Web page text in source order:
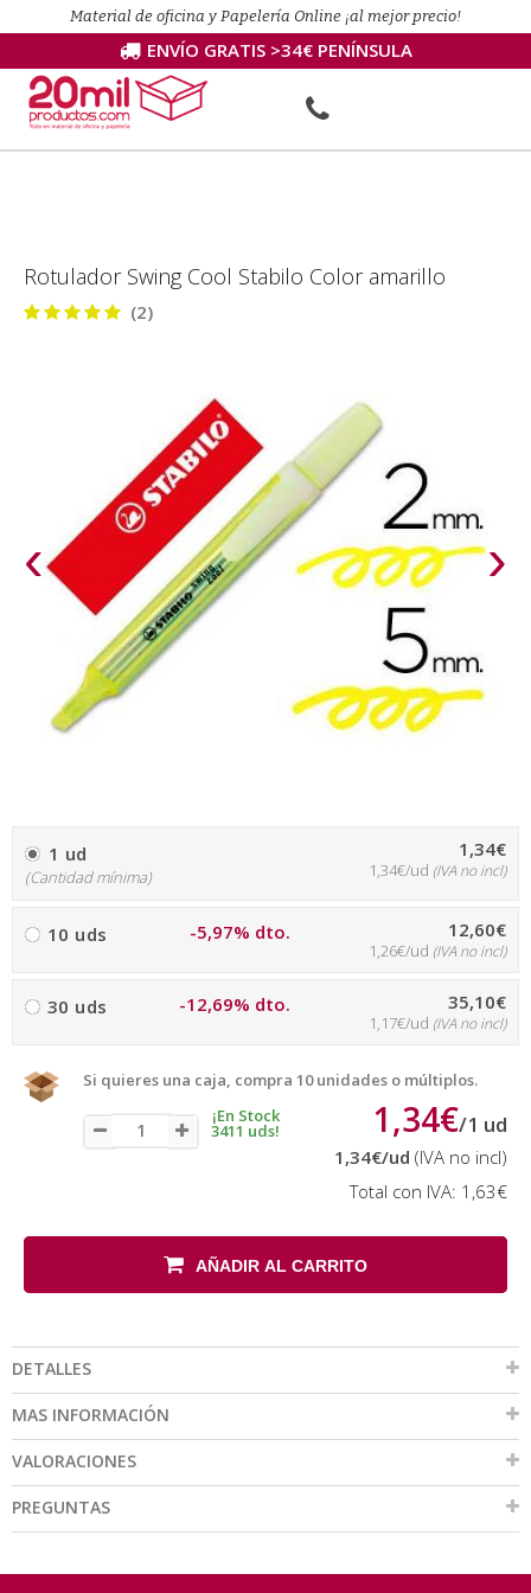
Material de oficina y Papelería Online ¡al mejor precio!
ENVÍO GRATIS >34€ PENÍNSULA
Rotulador Swing Cool Stabilo Color amarillo
(2)
‹ ›
1 ud
(Cantidad mínima)
1,34€
1,34€/ud (IVA no incl)
10 uds -5,97% dto. 12,60€
1,26€/ud (IVA no incl)
30 uds -12,69% dto. 35,10€
1,17€/ud (IVA no incl)
Si quieres una caja, compra 10 unidades o múltiplos.
¡En Stock
3411 uds! 1,34€/1 ud
1,34€/ud (IVA no incl)
Total con IVA: 1,63€
AÑADIR AL CARRITO
DETALLES
MAS INFORMACIÓN
VALORACIONES
PREGUNTAS